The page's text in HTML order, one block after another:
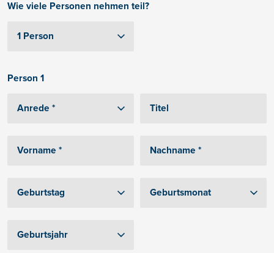
Wie viele Personen nehmen teil?
Person 1